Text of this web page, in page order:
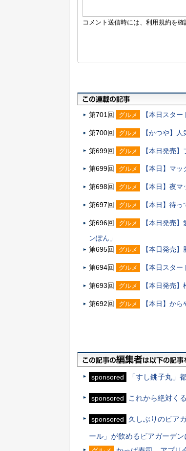
第701回 グルメ 【本日スタ
第700回 グルメ 【かつや】
第699回 グルメ 【本日発売
第699回 グルメ 【本日】マ
第698回 グルメ 【本日】夜
第697回 グルメ 【本日】待
第696回 グルメ
【本日発売
ンぽん」
第695回
グルメ 【本日発売
第694回 グルメ 【本日スタ
第693回 グルメ 【本日発売
第692回 グルメ 【本日】か
sponsored 「すし銚子丸」
sponsored これから絶対く
sponsored 久しぶりのビア
ール」が飲めるビアガーデン